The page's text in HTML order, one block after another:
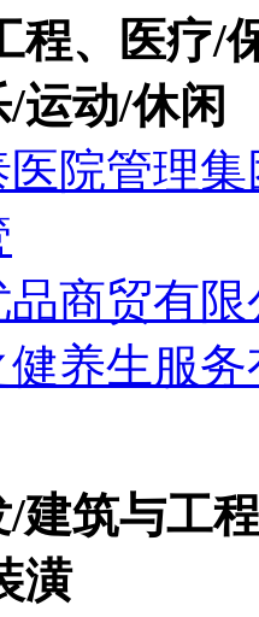
程、医疗/
运动/休闲
院管理
商贸有限
养生服
建筑与工
潢